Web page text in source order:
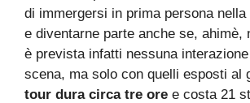
di immergersi in prima persona
e diventarne parte anche se, ahimè,
è prevista infatti nessuna
scena, ma solo con quelli esposti al
tour dura circa tre ore e costa 21